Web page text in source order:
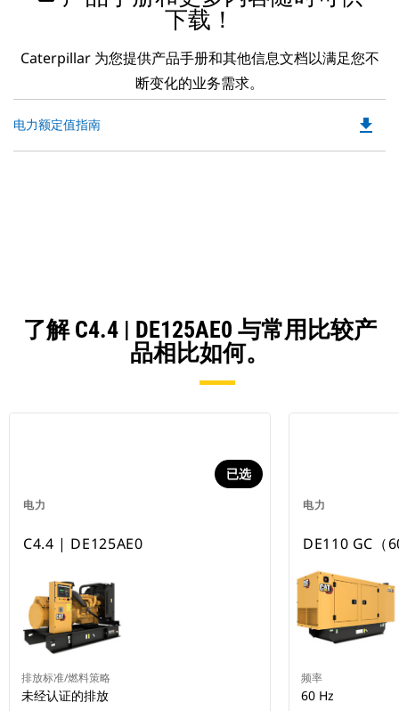
下载！
Caterpillar 为您提供产品手册和其他信息文档以满足您不
断变化的业务需求。
电力额定值指南 file_download
了解 C4.4 | DE125AE0 与常用比较产
品相比如何。
电力
已选
C4.4 | DE125AE0
排放标准/燃料策略
未经认证的排放
电力
DE110 GC（
频率
60 Hz